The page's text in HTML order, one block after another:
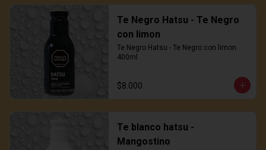
Te Negro Hatsu - Te Negro
con limon
Te Negro Hatsu - Te Negro con limon
400ml
$8.000
Te blanco hatsu -
Mangostino